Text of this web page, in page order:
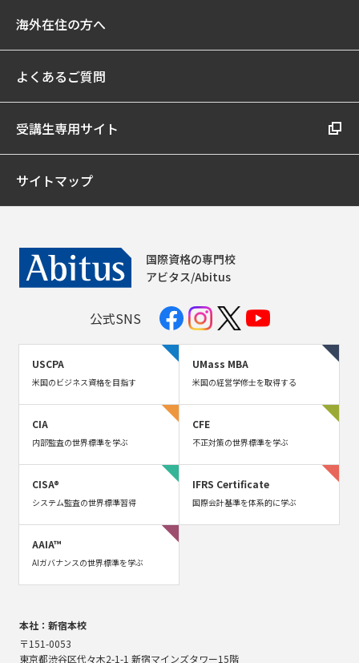
海外在住の方へ
よくあるご質問
受講生専用サイト
サイトマップ
国際資格の専門校
アビタス/Abitus
公式SNS
USCPA
米国のビジネス資格を目指す
UMass MBA
米国の経営学修士を取得する
CIA
内部監査の世界標準を学ぶ
CFE
不正対策の世界標準を学ぶ
CISA®
システム監査の世界標準習得
IFRS Certificate
国際会計基準を体系的に学ぶ
AAIA™
AIガバナンスの世界標準を学ぶ
本社：新宿本校
〒151-0053
東京都渋谷区代々木2-1-1 新宿マインズタワー15階